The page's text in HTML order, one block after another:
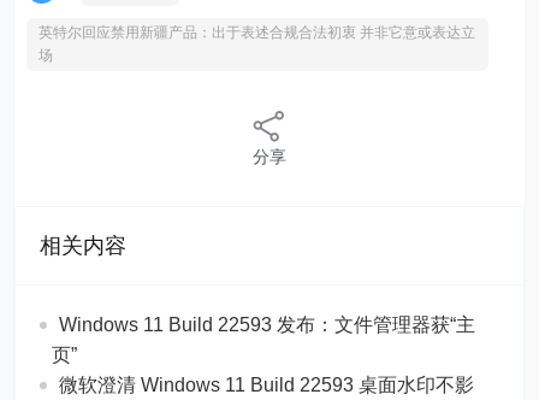
英特尔回应禁用新疆产品：出于表述合规合法初衷 并非它意或表达立
场
分享
相关内容
Windows 11 Build 22593 发布：文件管理器获“主
页”
微软澄清 Windows 11 Build 22593 桌面水印不影